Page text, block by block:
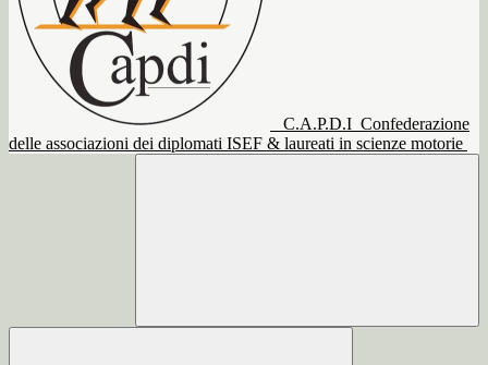
C.A.P.D.I Confederazione
delle associazioni dei diplomati ISEF & laureati in scienze motorie